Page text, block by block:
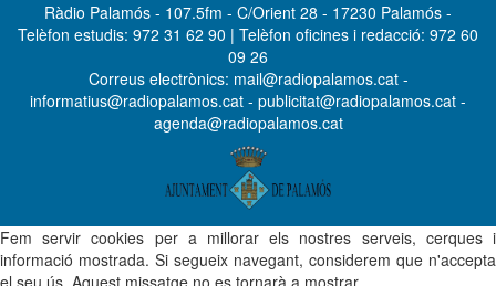
Ràdio Palamós - 107.5fm - C/Orient 28 - 17230 Palamós -
Telèfon estudis: 972 31 62 90 | Telèfon oficines i redacció: 972 60
09 26
Correus electrònics: mail@radiopalamos.cat -
informatius@radiopalamos.cat - publicitat@radiopalamos.cat -
agenda@radiopalamos.cat
Fem servir cookies per a millorar els nostres serveis, cerques i
informació mostrada. Si segueix navegant, considerem que n'accepta